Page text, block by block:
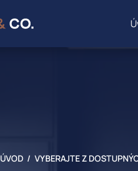
ÚVOD / VYBERAJTE Z